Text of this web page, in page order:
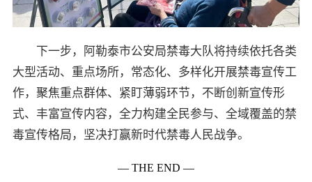
下一步，阿勒泰市公安局禁毒大队将持续依托各类
大型活动、重点场所，常态化、多样化开展禁毒宣传工
作，聚焦重点群体、紧盯薄弱环节，不断创新宣传形
式、丰富宣传内容，全力构建全民参与、全域覆盖的禁
毒宣传格局，坚决打赢新时代禁毒人民战争。
— THE END —